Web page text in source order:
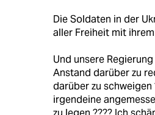
Die Soldaten in der
aller Freiheit mit ihrem
Und unsere
Anstand darüber zu
darüber zu schweigen
irgendeine